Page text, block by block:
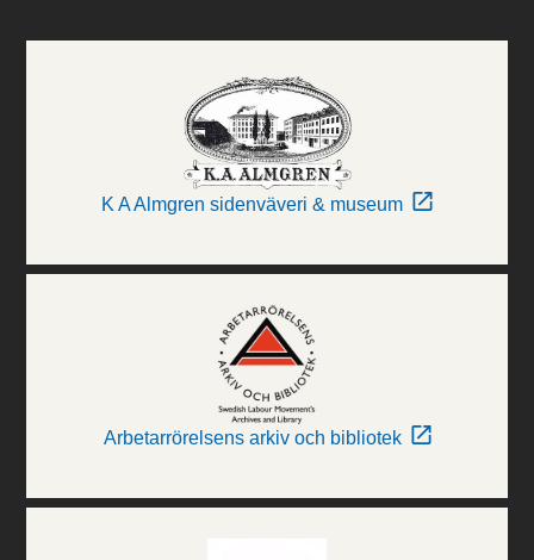
K A Almgren sidenväveri & museum
Arbetarrörelsens arkiv och bibliotek